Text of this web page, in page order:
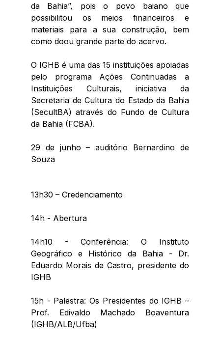
da Bahia”, pois o povo baiano que
possibilitou os meios financeiros e
materiais para a sua construção, bem
como doou grande parte do acervo.
O IGHB é uma das 15 instituições apoiadas
pelo programa Ações Continuadas a
Instituições Culturais, iniciativa da
Secretaria de Cultura do Estado da Bahia
(SecultBA) através do Fundo de Cultura
da Bahia (FCBA).
29 de junho – auditório Bernardino de
Souza
13h30 – Credenciamento
14h - Abertura
14h10 - Conferência: O Instituto
Geográfico e Histórico da Bahia - Dr.
Eduardo Morais de Castro, presidente do
IGHB
15h - Palestra: Os Presidentes do IGHB –
Prof. Edivaldo Machado Boaventura
(IGHB/ALB/Ufba)